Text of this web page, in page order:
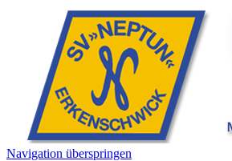
Navigation überspringen